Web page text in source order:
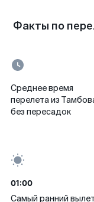
Факты по
Среднее время
перелета из
без пересадок
01:00
Самый ранний